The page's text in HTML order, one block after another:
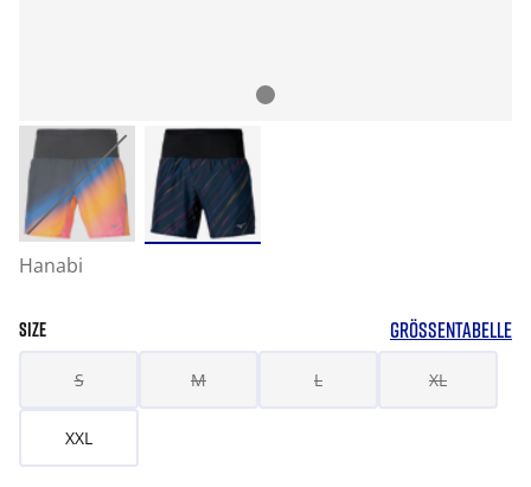
Hanabi
SIZE GRÖSSENTABELLE
S M L XL
XXL